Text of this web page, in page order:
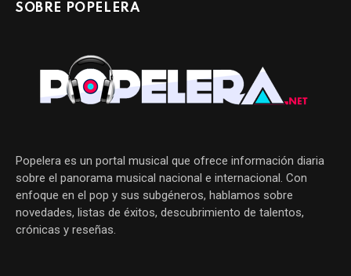
SOBRE POPELERA
Popelera es un portal musical que ofrece información diaria
sobre el panorama musical nacional e internacional. Con
enfoque en el pop y sus subgéneros, hablamos sobre
novedades, listas de éxitos, descubrimiento de talentos,
crónicas y reseñas.